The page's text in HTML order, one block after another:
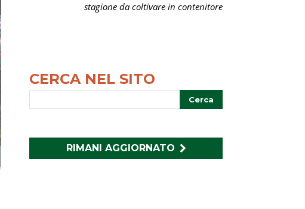
stagione da coltivare in contenitore
CERCA NEL SITO
RIMANI AGGIORNATO